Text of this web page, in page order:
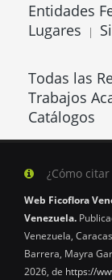
Entidades
Lugares |
Todas las
Trabajos
Catálogos
¿Cómo
Web Ficoflora
Venezuela.
Venezuela,
Barrera, Mayra
2026, de https://